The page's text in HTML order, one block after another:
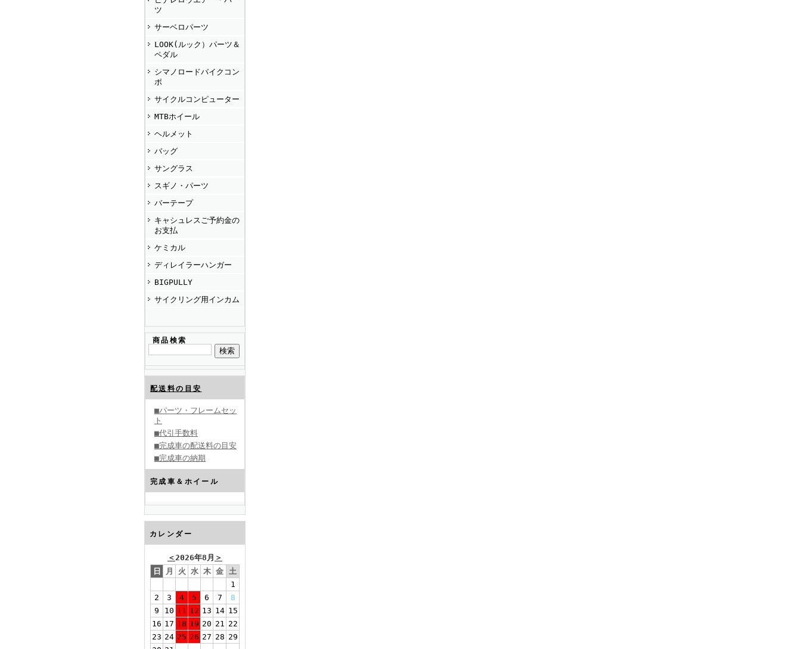
ツ
サーベロパーツ
LOOK(ルック）パーツ＆
ペダル
シマノロードバイクコン
ポ
サイクルコンピューター
MTBホイール
ヘルメット
バッグ
サングラス
スギノ・パーツ
バーテープ
キャシュレスご予約金の
お支払
ケミカル
ディレイラーハンガー
BIGPULLY
サイクリング用インカム
商品検索
配送料の目安
■パーツ・フレームセッ
ト
■代引手数料
■完成車の配送料の目安
■完成車の納期
完成車＆ホイール
カレンダー
＜2026年8月 ＞
日
月 火 水 木 金 土
1
2
3 4 5 6 7
8
9
10 11 12 13 14 15
16 17 18 19 20 21 22
23 24 25 26 27 28 29